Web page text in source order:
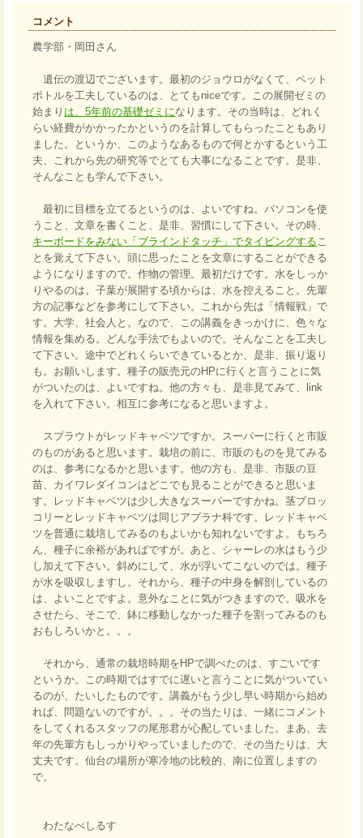
コメント
農学部・岡田さん
遺伝の渡辺でございます。最初のジョウロがなくて、ペット
ボトルを工夫しているのは、とてもniceです。この展開ゼミの
始まり は、5年前の基礎ゼミに なります。その当時は、どれく
らい経費がかかったかというのを計算してもらったこともあり
ました。というか、このようなあるもので何とかするという工
夫、これから先の研究等でとても大事になることです。是非、
そんなことも学んで下さい。
最初に目標を立てるというのは、よいですね。パソコンを使
うこと、文章を書くこと、是非、習慣にして下さい。その時、
キーボードをみない「ブラインドタッチ」でタイピングする こ
とを覚えて下さい。頭に思ったことを文章にすることができる
ようになりますので。作物の管理。最初だけです。水をしっか
りやるのは。子葉が展開する頃からは、水を控えること。先輩
方の記事などを参考にして下さい。これから先は「情報戦」で
す。大学、社会人と。なので、この講義をきっかけに、色々な
情報を集める。どんな手法でもよいので。そんなことを工夫し
て下さい。途中でどれくらいできているとか、是非、振り返り
も。お願いします。種子の販売元のHPに行くと言うことに気
がついたのは、よいですね。他の方々も、是非見てみて、link
を入れて下さい。相互に参考になると思いますよ。
スプラウトがレッドキャベツですか。スーパーに行くと市販
のものがあると思います。栽培の前に、市販のものを見てみる
のは、参考になるかと思います。他の方も、是非、市販の豆
苗、カイワレダイコンはどこでも見ることができると思いま
す。レッドキャベツは少し大きなスーパーですかね。茎ブロッ
コリーとレッドキャベツは同じアブラナ科です。レッドキャベ
ツを普通に栽培してみるのもよいかも知れないですよ。もちろ
ん、種子に余裕があればですが。あと、シャーレの水はもう少
し加えて下さい。斜めにして、水が浮いてこないのでは。種子
が水を吸収しますし。それから、種子の中身を解剖しているの
は、よいことですよ。意外なことに気がつきますので。吸水を
させたら、そこで、鉢に移動しなかった種子を割ってみるのも
おもしろいかと。。。
それから、通常の栽培時期をHPで調べたのは、すごいです
というか。この時期ではすでに遅いと言うことに気がついてい
るのが、たいしたものです。講義がもう少し早い時期から始め
れば、問題ないのですが。。。その当たりは、一緒にコメント
をしてくれるスタッフの尾形君が心配していました。まあ、去
年の先輩方もしっかりやっていましたので、その当たりは、大
丈夫です。仙台の場所が寒冷地の比較的、南に位置しますの
で。
わたなべしるす